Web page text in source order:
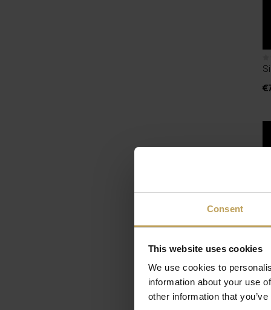
Consent
This website uses cookies
We use cookies to
information about your use
other information that